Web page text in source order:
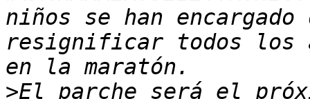
niños se han
resignificar todos los
>El parche será el